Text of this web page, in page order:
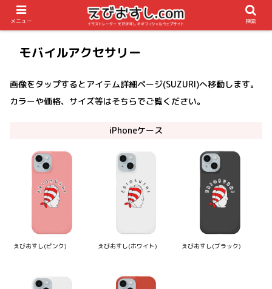
モバイルアクセサリー
画像をタップするとアイテム詳細ページ(SUZURI)へ移動します。
カラーや価格、サイズ等はそちらでご覧ください。
iPhoneケース
えびおすし(ピンク) えびおすし(ホワイト) えびおすし(ブラック)
メニュー 検索